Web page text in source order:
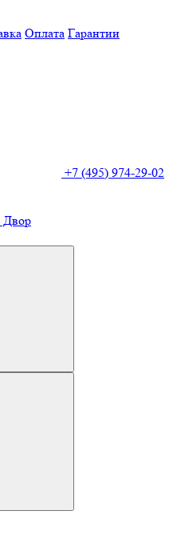
Оплата Гарантии
+7 (495) 974-29-02